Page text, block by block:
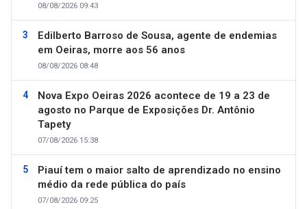
08/08/2026 09:43
Edilberto Barroso de Sousa, agente de endemias
em Oeiras, morre aos 56 anos
08/08/2026 08:48
Nova Expo Oeiras 2026 acontece de 19 a 23 de
agosto no Parque de Exposições Dr. Antônio
Tapety
07/08/2026 15:38
Piauí tem o maior salto de aprendizado no ensino
médio da rede pública do país
07/08/2026 09:25